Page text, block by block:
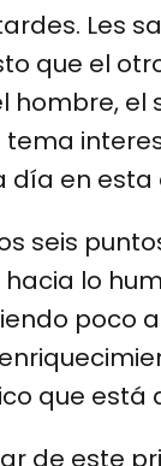
Les
que el
hombre,
tema
día en esta
seis
lo
poco
que está
de este